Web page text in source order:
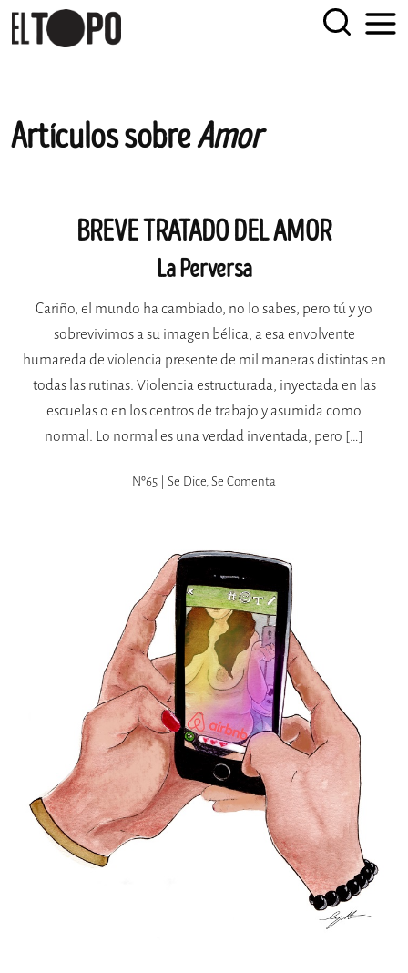
Skip
toArtículos sobreAmor
BREVE TRATADO DEL AMOR
La Perversa
Cariño, el mundo ha cambiado, no lo sabes, pero tú y yo
sobrevivimos a su imagen bélica, a esa envolvente
humareda de violencia presente de mil maneras distintas en
todas las rutinas. Violencia estructurada, inyectada en las
escuelas o en los centros de trabajo y asumida como
normal. Lo normal es una verdad inventada, pero […]
Nº65 | Se Dice, Se Comenta